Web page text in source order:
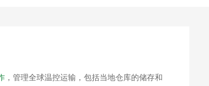
，管理全球温控运输，包括当地仓库的储存和